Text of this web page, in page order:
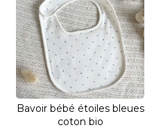
Bavoir bébé étoiles bleues
coton bio